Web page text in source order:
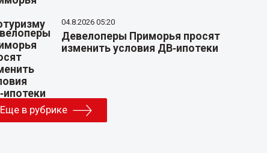
04.8.2026 05:20
Девелоперы Приморья просят
изменить условия ДВ‑ипотеки
Еще в рубрике